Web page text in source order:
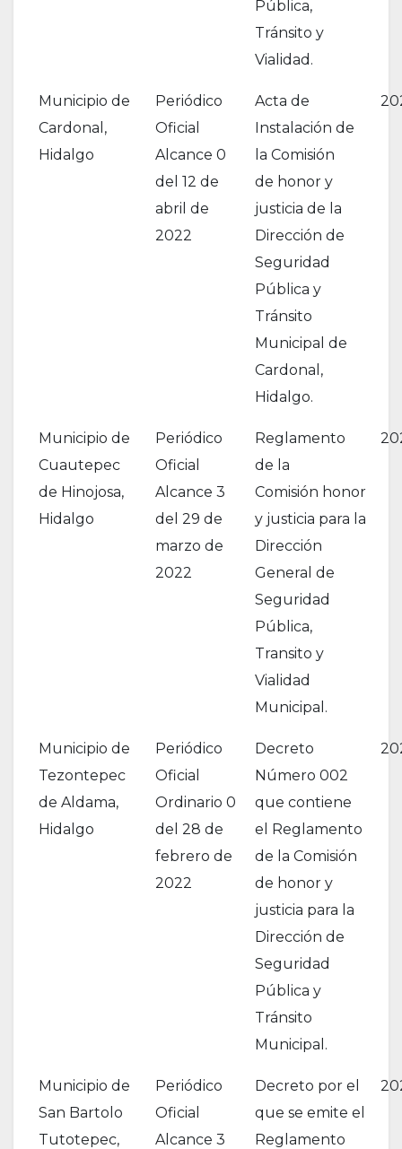
Pública,
Tránsito y
Vialidad.
Municipio de
Cardonal,
Hidalgo
Periódico
Oficial
Alcance 0
del 12 de
abril de
2022
Acta de
Instalación de
la Comisión
de honor y
justicia de la
Dirección de
Seguridad
Pública y
Tránsito
Municipal de
Cardonal,
Hidalgo.
Municipio de
Cuautepec
de Hinojosa,
Hidalgo
Periódico
Oficial
Alcance 3
del 29 de
marzo de
2022
Reglamento
de la
Comisión honor
y justicia para la
Dirección
General de
Seguridad
Pública,
Transito y
Vialidad
Municipal.
Municipio de
Tezontepec
de Aldama,
Hidalgo
Periódico
Oficial
Ordinario 0
del 28 de
febrero de
2022
Decreto
Número 002
que contiene
el Reglamento
de la Comisión
de honor y
justicia para la
Dirección de
Seguridad
Pública y
Tránsito
Municipal.
Municipio de
San Bartolo
Tutotepec,
Periódico
Oficial
Alcance 3
Decreto por el
que se emite el
Reglamento